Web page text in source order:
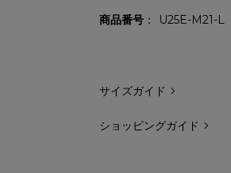
商品番号 U25E-M21-L
サイズガイド
ショッピングガイド